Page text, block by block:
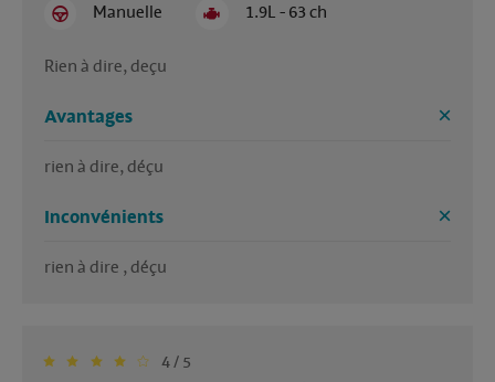
Manuelle 1.9L - 63 ch
Rien à dire, deçu
Avantages
rien à dire, déçu
Inconvénients
rien à dire , déçu
4 / 5